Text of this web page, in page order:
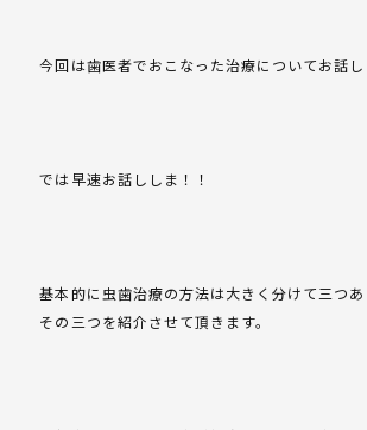
今回は歯医者でおこなった治療についてお話
では早速お話ししま！！
基本的に虫歯治療の方法は大きく分けて三つ
その三つを紹介させて頂きます。